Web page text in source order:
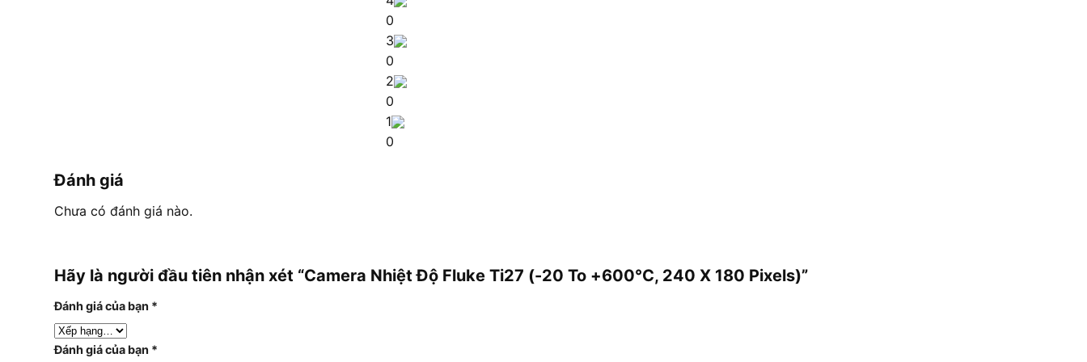
0
3
0
2
0
1
0
Đánh giá
Chưa có đánh giá nào.
Hãy là người đầu tiên nhận xét “Camera Nhiệt Độ Fluke Ti27 (-20 To +600°C, 240 X 180 Pixels)”
Đánh giá của bạn *
Đánh giá của bạn *